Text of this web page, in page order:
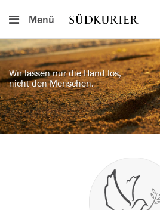
Menü
Wir lassen nur die Hand los,
nicht den Menschen.